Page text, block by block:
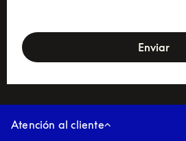
Enviar
Atención al cliente